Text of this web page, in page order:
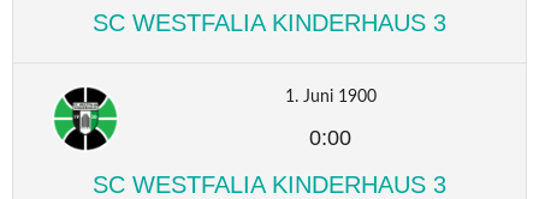
SC WESTFALIA KINDERHAUS 3
1. Juni 1900
0:00
SC WESTFALIA KINDERHAUS 3